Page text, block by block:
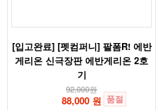
[입고완료] [펫컴퍼니] 팔폼R! 에반
게리온 신극장판 에반게리온 2호
기
92,000원
88,000 원 품절